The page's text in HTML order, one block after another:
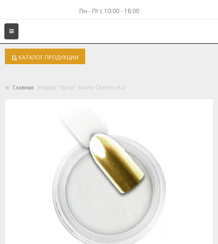
Пн - Пт с 10:00 - 18:00
Toggle
navigation
КАТАЛОГ ПРОДУКЦИИ
Главная Втирка "Хром" Soline Charms H-2